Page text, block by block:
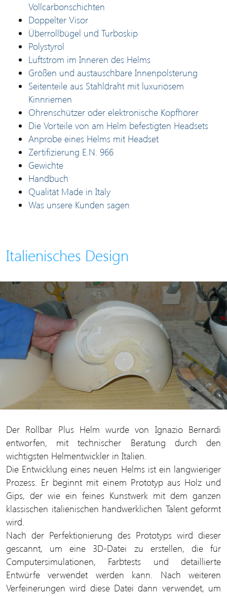
Vollcarbonschichten
Doppelter Visor
Überrollbügel und Turboskip
Polystyrol
Luftstrom im Inneren des Helms
Größen und austauschbare Innenpolsterung
Seitenteile aus Stahldraht mit luxuriösem
Kinnriemen
Ohrenschützer oder elektronische Kopfhörer
Die Vorteile von am Helm befestigten Headsets
Anprobe eines Helms mit Headset
Zertifizierung E.N. 966
Gewichte
Handbuch
Qualität Made in Italy
Was unsere Kunden sagen
Italienisches Design
Der Rollbar Plus Helm wurde von Ignazio Bernardi
entworfen, mit technischer Beratung durch den
wichtigsten Helmentwickler in Italien.
Die Entwicklung eines neuen Helms ist ein langwieriger
Prozess. Er beginnt mit einem Prototyp aus Holz und
Gips, der wie ein feines Kunstwerk mit dem ganzen
klassischen italienischen handwerklichen Talent geformt
wird.
Nach der Perfektionierung des Prototyps wird dieser
gescannt, um eine 3D-Datei zu erstellen, die für
Computersimulationen, Farbtests und detaillierte
Entwürfe verwendet werden kann. Nach weiteren
Verfeinerungen wird diese Datei dann verwendet, um